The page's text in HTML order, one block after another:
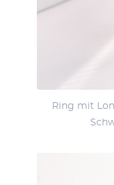
Ring mit